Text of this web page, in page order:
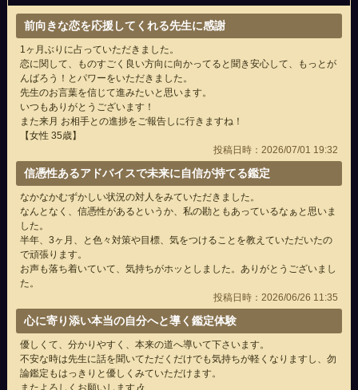
前向きな恋を応援してくれる先生に感謝
1ヶ月ぶりに占っていただきました。
恋に関して、ものすごく良い方向に向かってると聞き安心して、もっとが
んばろう！とパワーをいただきました。
先生のお言葉を信じて進みたいと思います。
いつもありがとうございます！
また来月 お相手との進捗をご報告しに行きますね！
【女性 35歳】
投稿日時：2026/07/01 19:32
信憑性あるアドバイスで未来に自信が持てる鑑定
なかなかむずかしい状況の対人をみていただきました。
なんとなく、信憑性があるというか、私の勘ともあっているなぁと思いま
した。
半年、3ヶ月、と色々対策や目標、気をつけることを教えていただいたの
で頑張ります。
お声も落ち着いていて、気持ちがホッとしました。ありがとうございまし
た。
投稿日時：2026/06/26 11:35
心に寄り添い本当の自分へと導く鑑定体験
優しくて、分かりやすく、本来の道へ導いて下さいます。
不安な時は先生に話を聞いてただくだけでも気持ちが軽くなりますし、勿
論鑑定もはっきりと優しくみていただけます。
またよろしくお願いします🎶